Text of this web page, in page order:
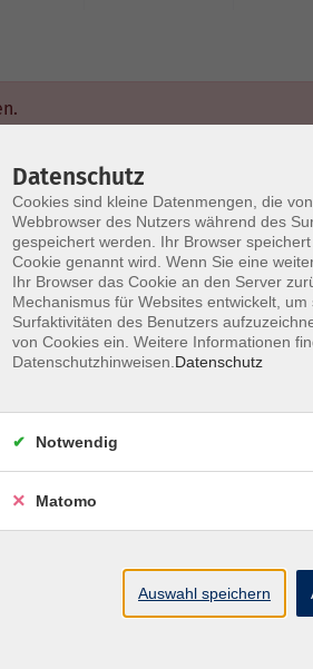
Impressum AGB
Tel:
Fax: +49
Datenschutz
Cookies sind kleine Datenmengen, die
Webbrowser des Nutzers während des
gespeichert werden. Ihr Browser
Cookie genannt wird. Wenn Sie eine
Ihr Browser das Cookie an den Server
Mechanismus für Websites entwickelt,
Surfaktivitäten des Benutzers
von Cookies ein. Weitere Informationen
Datenschutzhinweisen. Datenschutz
Notwendig
Matomo
Auswahl speichern